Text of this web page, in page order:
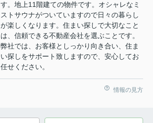
す。地上11階建ての物件です。オシャレなミ
ストサウナがついていますので日々の暮らし
が楽しくなります。住まい探しで大切なこと
は、信頼できる不動産会社を選ぶことです。
弊社では、お客様としっかり向き合い、住ま
い探しをサポート致しますので、安心してお
任せください。
情報の見方